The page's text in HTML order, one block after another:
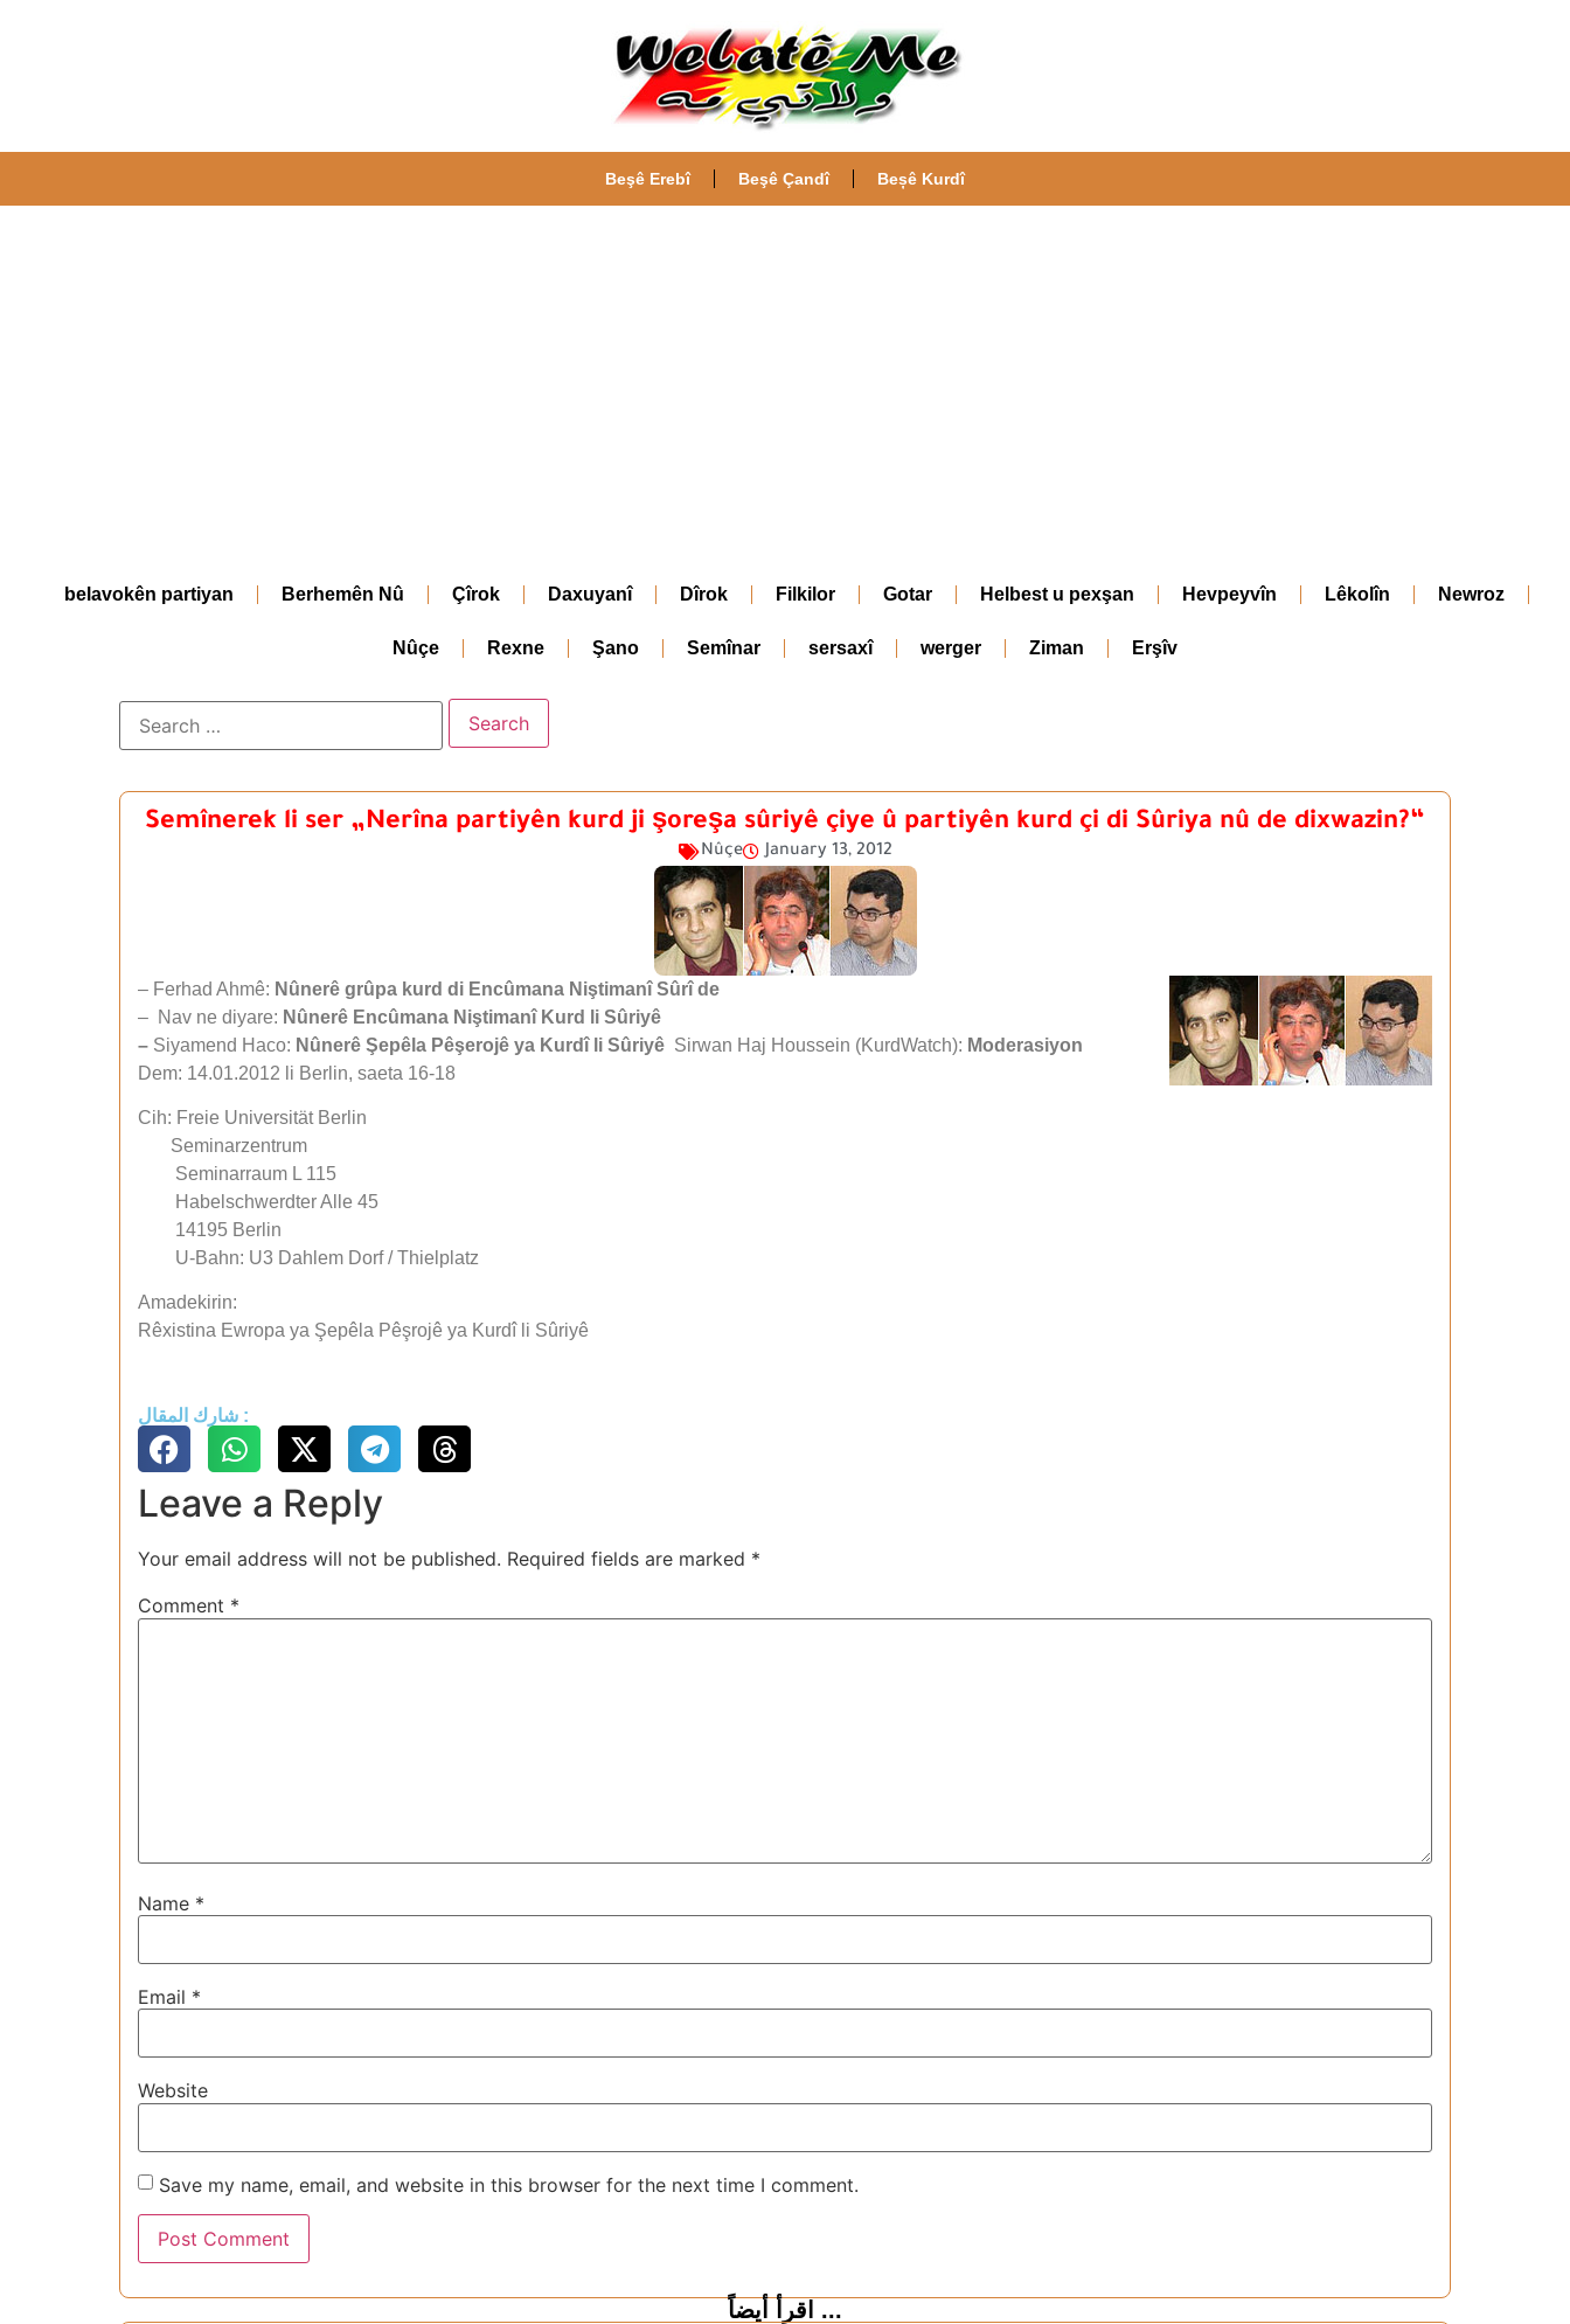
Beşê Erebî Beşê Çandî Beșê Kurdî
belavokên partiyan Berhemên Nû Çîrok Daxuyanî Dîrok Filkilor Gotar Helbest u pexşan Hevpeyvîn Lêkolîn Newroz
Nûçe Rexne Şano Semînar sersaxî werger Ziman Erşîv
Semînerek li ser „Nerîna partiyên kurd ji şoreşa sûriyê çiye û partiyên kurd çi di Sûriya nû de dixwazin?“
Nûçe January 13, 2012
– Ferhad Ahmê: Nûnerê grûpa kurd di Encûmana Niştimanî Sûrî de
– Nav ne diyare: Nûnerê Encûmana Niştimanî Kurd li Sûriyê
– Siyamend Haco: Nûnerê Şepêla Pêşerojê ya Kurdî li Sûriyê Sirwan Haj Houssein (KurdWatch): Moderasiyon
Dem: 14.01.2012 li Berlin, saeta 16-18
Cih: Freie Universität Berlin
Seminarzentrum
Seminarraum L 115
Habelschwerdter Alle 45
14195 Berlin
U-Bahn: U3 Dahlem Dorf / Thielplatz
Amadekirin:
Rêxistina Ewropa ya Şepêla Pêşrojê ya Kurdî li Sûriyê
شارك المقال :
Leave a Reply
Your email address will not be published. Required fields are marked *
Comment *
Name *
Email *
Website
Save my name, email, and website in this browser for the next time I comment.
اقرأ أيضاً ...